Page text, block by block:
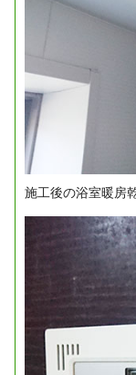
施工後の浴室暖房